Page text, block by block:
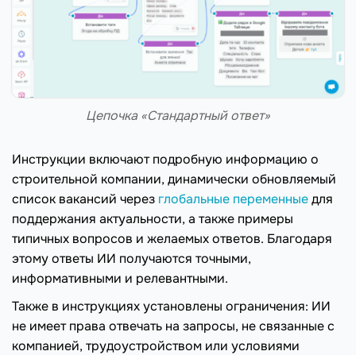
Цепочка «Стандартный ответ»
Инструкции включают подробную информацию о
строительной компании, динамически обновляемый
список вакансий через глобальные переменныедля
поддержания актуальности, а также примеры
типичных вопросов и желаемых ответов. Благодаря
этому ответы ИИ получаются точными,
информативными и релевантными.
Также в инструкциях установлены ограничения: ИИ
не имеет права отвечать на запросы, не связанные с
компанией, трудоустройством или условиями